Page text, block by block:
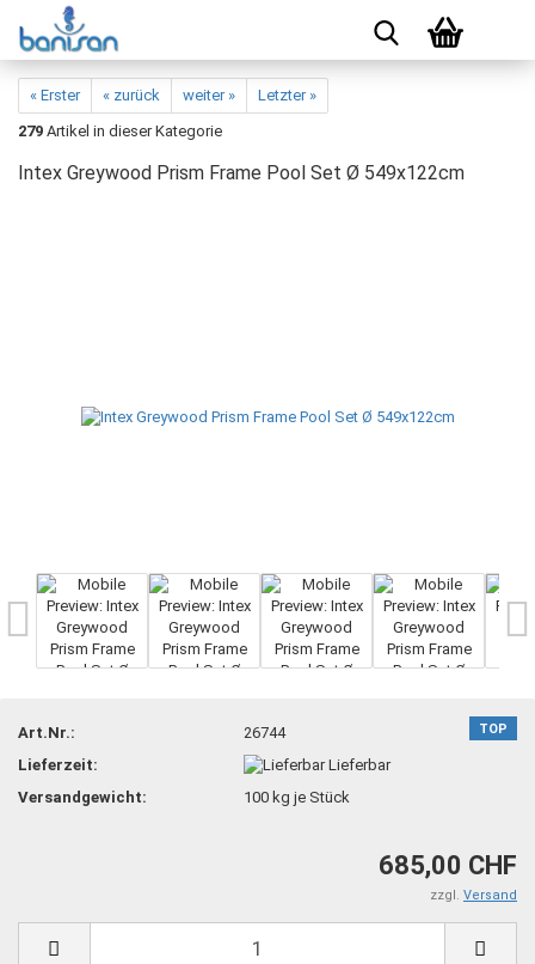
« Erster « zurück weiter »
Letzter »
279 Artikel in dieser Kategorie
Intex Greywood Prism Frame Pool Set Ø 549x122cm
TOP
Art.Nr.:
26744
Lieferzeit:
Lieferbar
Versandgewicht:
100 kg je Stück
685,00 CHF
zzgl. Versand